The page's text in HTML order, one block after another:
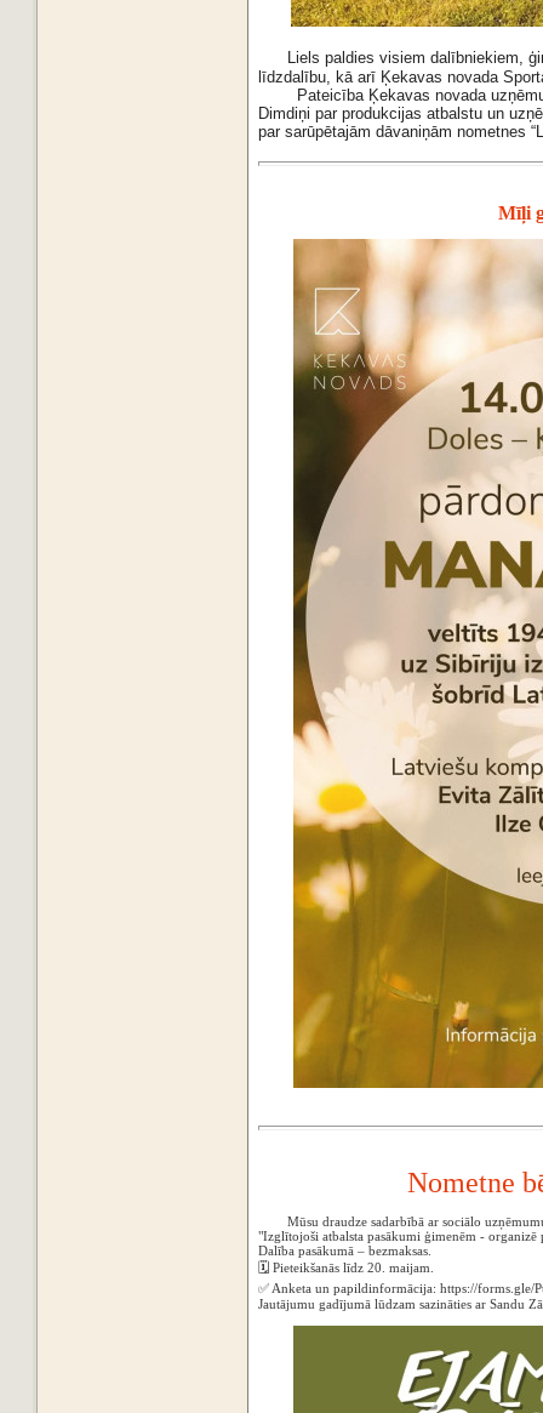
Liels paldies visiem dalībniekiem,
līdzdalību, kā arī Ķekavas novada
Pateicība Ķekavas novada
Dimdiņi par produkcijas atbalstu un
par sarūpētajām dāvaniņām nometnes
Mīļi
Nometne
Mūsu draudze sadarbībā ar sociālo
"Izglītojoši atbalsta pasākumi ģimenēm -
‌Dalība pasākumā – bezmaksas.
🗓 Pieteikšanās līdz 20. maijam.
✅ Anketa un papildinformācija: https://forms.gle/
Jautājumu gadījumā lūdzam sazināties ar Sandu